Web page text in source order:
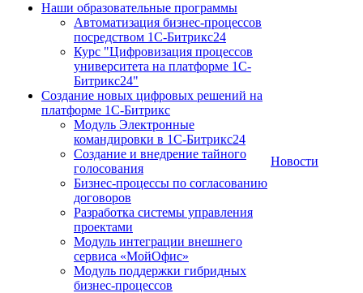
Наши образовательные программы
Автоматизация бизнес-процессов
посредством 1С-Битрикс24
Курс "Цифровизация процессов
университета на платформе 1С-
Битрикс24"
Создание новых цифровых решений на
платформе 1С-Битрикс
Модуль Электронные
командировки в 1С-Битрикс24
Создание и внедрение тайного
голосования
Бизнес-процессы по согласованию
договоров
Разработка системы управления
проектами
Модуль интеграции внешнего
сервиса «МойОфис»
Модуль поддержки гибридных
бизнес-процессов
Новости